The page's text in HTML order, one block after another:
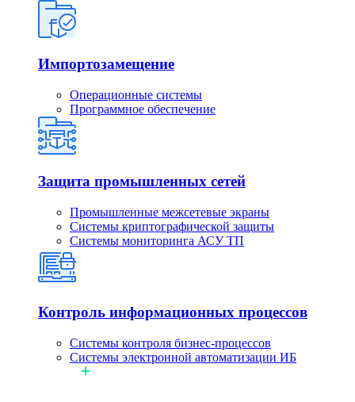
Импортозамещение
Операционные системы
Программное обеспечение
Защита промышленных сетей
Промышленные межсетевые экраны
Системы криптографической защиты
Системы мониторинга АСУ ТП
Контроль информационных процессов
Системы контроля бизнес-процессов
Системы электронной автоматизации ИБ